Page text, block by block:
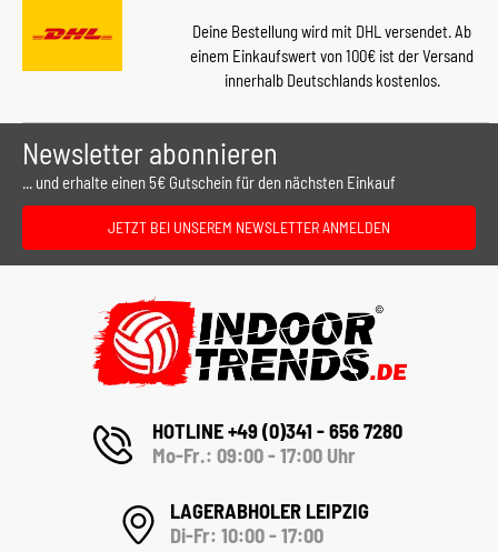
Deine Bestellung wird mit DHL versendet. Ab
einem Einkaufswert von 100€ ist der Versand
innerhalb Deutschlands kostenlos.
Newsletter abonnieren
... und erhalte einen 5€ Gutschein für den nächsten Einkauf
JETZT BEI UNSEREM NEWSLETTER ANMELDEN
HOTLINE +49 (0)341 - 656 7280
Mo-Fr.: 09:00 - 17:00 Uhr
LAGERABHOLER LEIPZIG
Di-Fr: 10:00 - 17:00